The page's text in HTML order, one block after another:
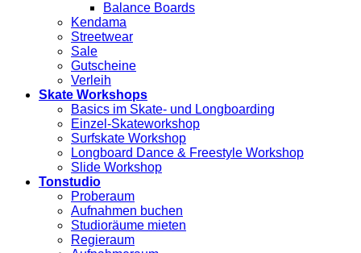
Balance Boards
Kendama
Streetwear
Sale
Gutscheine
Verleih
Skate Workshops
Basics im Skate- und Longboarding
Einzel-Skateworkshop
Surfskate Workshop
Longboard Dance & Freestyle Workshop
Slide Workshop
Tonstudio
Proberaum
Aufnahmen buchen
Studioräume mieten
Regieraum